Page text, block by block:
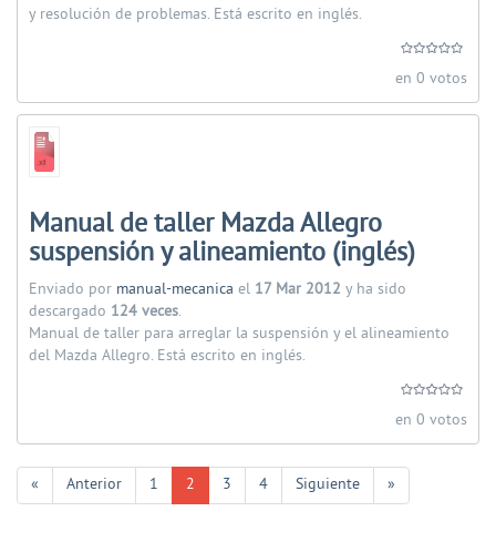
y resolución de problemas. Está escrito en inglés.
en 0 votos
Manual de taller Mazda Allegro
suspensión y alineamiento (inglés)
Enviado por manual-mecanica el 17 Mar 2012 y ha sido
descargado 124 veces.
Manual de taller para arreglar la suspensión y el alineamiento
del Mazda Allegro. Está escrito en inglés.
en 0 votos
« Anterior 1 2 3 4 Siguiente »